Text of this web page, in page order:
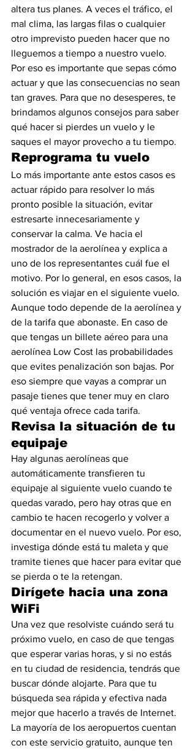
altera tus planes. A veces el tráfico, el
mal clima, las largas filas o cualquier
otro imprevisto pueden hacer que no
lleguemos a tiempo a nuestro vuelo.
Por eso es importante que sepas cómo
actuar y que las consecuencias no sean
tan graves. Para que no desesperes, te
brindamos algunos consejos para saber
qué hacer si pierdes un vuelo y le
saques el mayor provecho a tu tiempo.
Reprograma tu vuelo
Lo más importante ante estos casos es
actuar rápido para resolver lo más
pronto posible la situación, evitar
estresarte innecesariamente y
conservar la calma. Ve hacia el
mostrador de la aerolínea y explica a
uno de los representantes cuál fue el
motivo. Por lo general, en esos casos, la
solución es viajar en el siguiente vuelo.
Aunque todo depende de la aerolínea y
de la tarifa que abonaste. En caso de
que tengas un billete aéreo para una
aerolínea Low Cost las probabilidades
que evites penalización son bajas. Por
eso siempre que vayas a comprar un
pasaje tienes que tener muy en claro
qué ventaja ofrece cada tarifa.
Revisa la situación de tu
equipaje
Hay algunas aerolíneas que
automáticamente transfieren tu
equipaje al siguiente vuelo cuando te
quedas varado, pero hay otras que en
cambio te hacen recogerlo y volver a
documentar en el nuevo vuelo. Por eso,
investiga dónde está tu maleta y que
tramite tienes que hacer para evitar que
se pierda o te la retengan.
Dirígete hacia una zona
WiFi
Una vez que resolviste cuándo será tu
próximo vuelo, en caso de que tengas
que esperar varias horas, y si no estás
en tu ciudad de residencia, tendrás que
buscar dónde alojarte. Para que tu
búsqueda sea rápida y efectiva nada
mejor que hacerlo a través de Internet.
La mayoría de los aeropuertos cuentan
con este servicio gratuito, aunque ten